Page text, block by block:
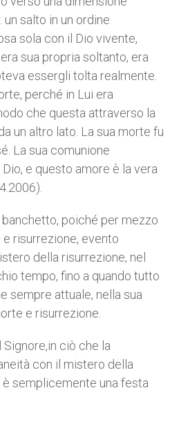
salto in un ordine
sola con il Dio vivente,
sua propria soltanto, era
essergli tolta realmente.
perché in Lui era
che questa attraverso la
un altro lato. La sua morte fu
La sua comunione
e questo amore è la vera
poiché per mezzo
risurrezione, evento
della risurrezione, nel
tempo, fino a quando tutto
sempre attuale, nella sua
e risurrezione.
ciò che la
con il mistero della
è semplicemente una festa